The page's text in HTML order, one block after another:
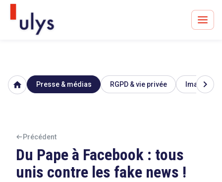
Avocats à Paris & Bruxelles
Un procès en vue ?
home Presse & médias RGPD & vie privée Image &
chevron_right
Précédent
Du Pape à Facebook : tous
unis contre les fake news !